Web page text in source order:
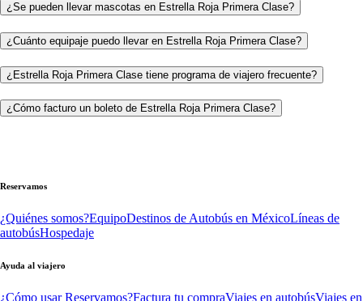
¿Se pueden llevar mascotas en Estrella Roja Primera Clase?
¿Cuánto equipaje puedo llevar en Estrella Roja Primera Clase?
¿Estrella Roja Primera Clase tiene programa de viajero frecuente?
¿Cómo facturo un boleto de Estrella Roja Primera Clase?
Reservamos
¿Quiénes somos?EquipoDestinos de Autobús en MéxicoLíneas de
autobúsHospedaje
Ayuda al viajero
¿Cómo usar Reservamos?Factura tu compraViajes en autobúsViajes en